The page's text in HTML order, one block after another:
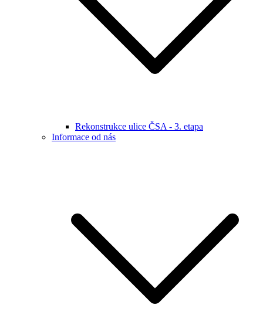
Rekonstrukce ulice ČSA - 3. etapa
Informace od nás